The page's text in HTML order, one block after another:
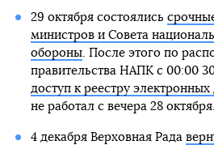
29 октября состоялись
министров и Совета
обороны. После этого по
правительства НАПК с 00:00
доступ к реестру
не работал с вечера 28 октября.
4 декабря Верховная Рада